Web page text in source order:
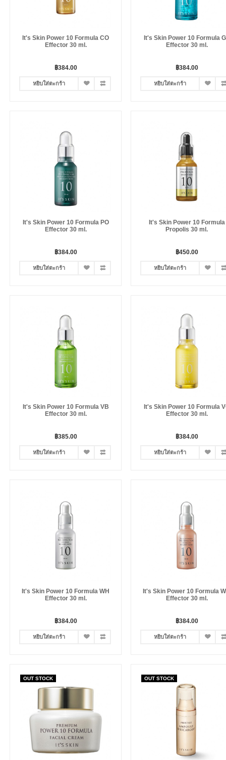
It's Skin Power 10 Formula CO
Effector 30 ml.
฿384.00
หยิบใส่ตะกร้า
It's Skin Power 10 Formula
Effector 30 ml.
฿384.00
หยิบใส่ตะกร้า
It's Skin Power 10 Formula PO
Effector 30 ml.
฿384.00
หยิบใส่ตะกร้า
It's Skin Power 10 Formula
Propolis 30 ml.
฿450.00
หยิบใส่ตะกร้า
It's Skin Power 10 Formula VB
Effector 30 ml.
฿385.00
หยิบใส่ตะกร้า
It's Skin Power 10 Formula
Effector 30 ml.
฿384.00
หยิบใส่ตะกร้า
It's Skin Power 10 Formula WH
Effector 30 ml.
฿384.00
หยิบใส่ตะกร้า
It's Skin Power 10 Formula
Effector 30 ml.
฿384.00
หยิบใส่ตะกร้า
OUT STOCK OUT STOCK